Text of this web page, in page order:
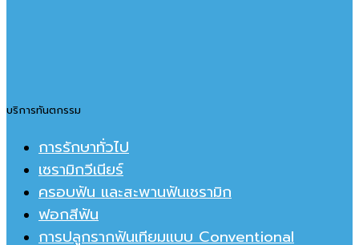
บริการทันตกรรม
การรักษาทั่วไป
เซรามิกวีเนียร์
ครอบฟัน และสะพานฟันเชรามิก
ฟอกสีฟัน
การปลูกรากฟันเทียมแบบ Conventional